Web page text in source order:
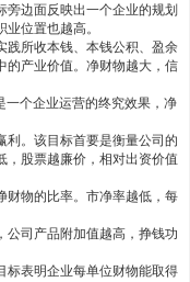
边面反映出一个企业的规划
位置也越高。
所收本钱、本钱公积、盈余
的产业价值。净财物越大，信
个企业运营的终究效果，净
。该目标首要是衡量公司的
，股票越廉价，相对出资价值
物的比率。市净率越低，每
司产品附加值越高，挣钱功
表明企业每单位财物能取得